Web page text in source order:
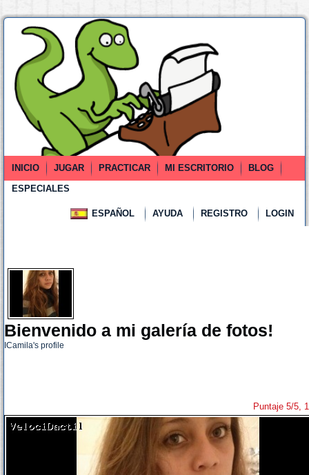
INICIO JUGAR PRACTICAR MI ESCRITORIO
BLOG
ESPECIALES
ESPAÑOL AYUDA REGISTRO LOGIN
Bienvenido a mi galería de fotos!
ICamila's profile
Puntaje 5/5,